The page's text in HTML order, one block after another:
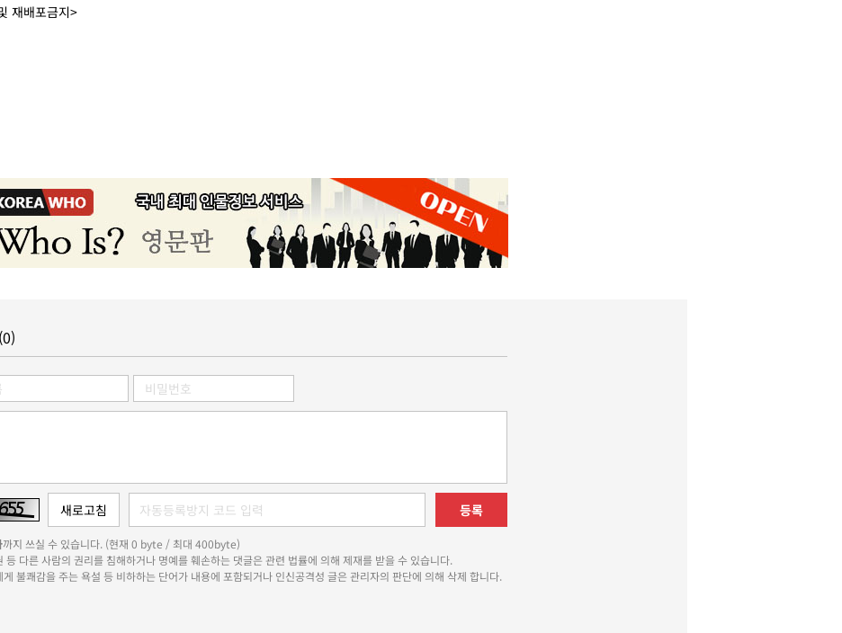
재배포금지>
등록
까지 쓰실 수 있습니다. (현재 0 byte / 최대 400byte)
등 다른 사람의 권리를 침해하거나 명예를 훼손하는 댓글은 관련 법률에 의해 제재를 받을 수 있습니다.
게 불쾌감을 주는 욕설 등 비하하는 단어가 내용에 포함되거나 인신공격성 글은 관리자의 판단에 의해 삭제 합니다.